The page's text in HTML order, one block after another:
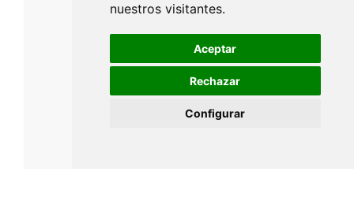
nuestros visitantes.
Aceptar
Rechazar
Configurar